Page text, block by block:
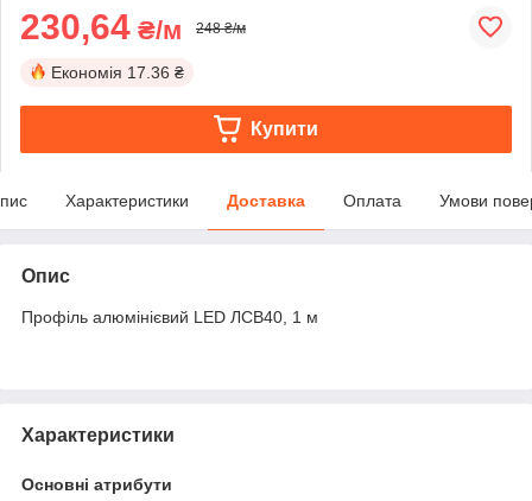
230,64 ₴/м 248 ₴/м
Економія 17.36 ₴
Купити
Характеристики Доставка Оплата Умови
Опис
Профіль алюмінієвий LED ЛСВ40, 1 м
Характеристики
Основні атрибути